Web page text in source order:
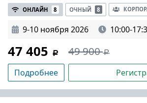
ОНЛАЙН 8 ОЧНЫЙ 8
9-10 ноября 2026 10:00-
47 405 49 900
Подробнее